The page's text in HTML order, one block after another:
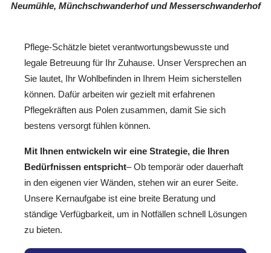
Neumühle, Münchschwanderhof und Messerschwanderhof
Pflege-Schätzle bietet verantwortungsbewusste und
legale Betreuung für Ihr Zuhause. Unser Versprechen an
Sie lautet, Ihr Wohlbefinden in Ihrem Heim sicherstellen
können. Dafür arbeiten wir gezielt mit erfahrenen
Pflegekräften aus Polen zusammen, damit Sie sich
bestens versorgt fühlen können.
Mit Ihnen entwickeln wir eine Strategie, die Ihren
Bedürfnissen entspricht– Ob temporär oder dauerhaft
in den eigenen vier Wänden, stehen wir an eurer Seite.
Unsere Kernaufgabe ist eine breite Beratung und
ständige Verfügbarkeit, um in Notfällen schnell Lösungen
zu bieten.